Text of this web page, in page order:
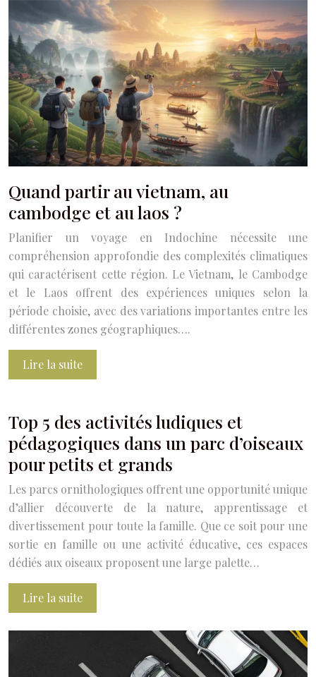
Quand partir au vietnam, au
cambodge et au laos ?
Planifier un voyage en Indochine nécessite une
compréhension approfondie des complexités climatiques
qui caractérisent cette région. Le Vietnam, le Cambodge
et le Laos offrent des expériences uniques selon la
période choisie, avec des variations importantes entre les
différentes zones géographiques….
Lire la suite
Top 5 des activités ludiques et
pédagogiques dans un parc d’oiseaux
pour petits et grands
Les parcs ornithologiques offrent une opportunité unique
d’allier découverte de la nature, apprentissage et
divertissement pour toute la famille. Que ce soit pour une
sortie en famille ou une activité éducative, ces espaces
dédiés aux oiseaux proposent une large palette…
Lire la suite